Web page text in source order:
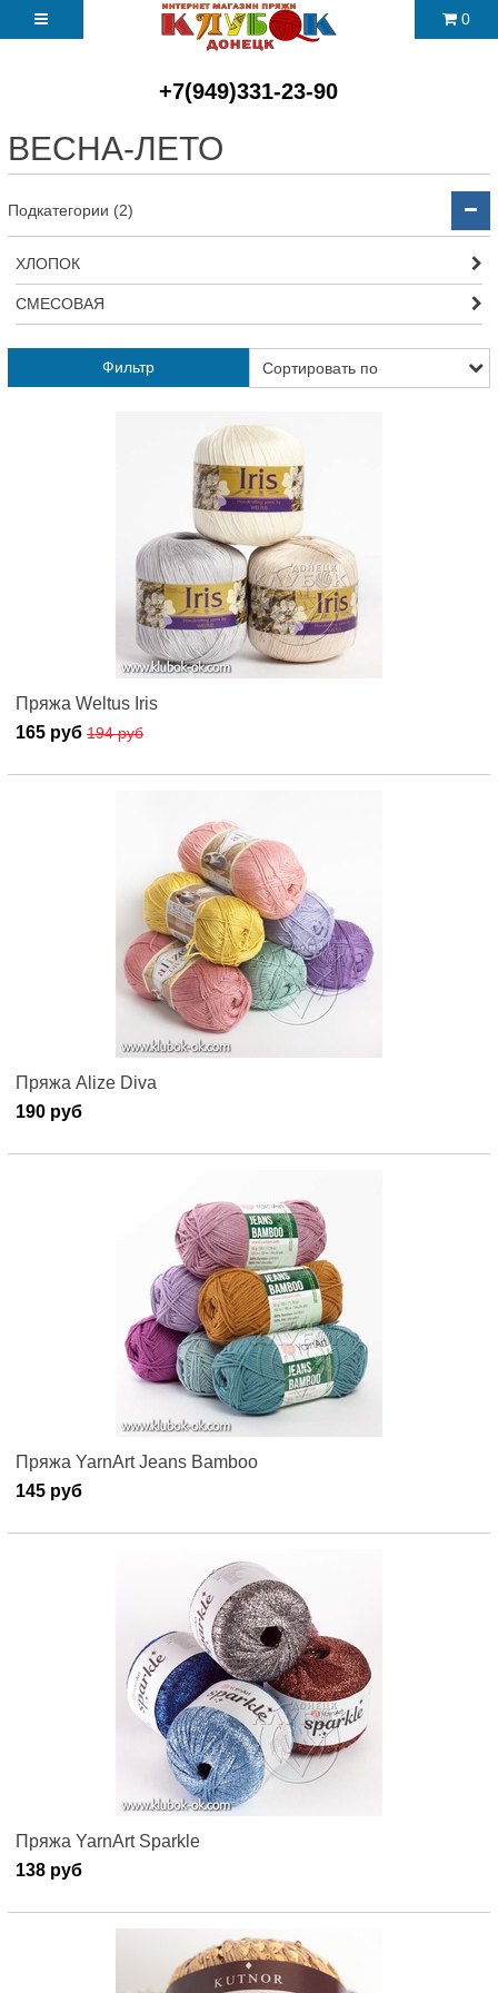
+7(949)331-23-90
0
ВЕСНА-ЛЕТО
Подкатегории (2)
ХЛОПОК
СМЕСОВАЯ
Фильтр
Пряжа Weltus Iris
165 руб 194 руб
Пряжа Alize Diva
190 руб
Пряжа YarnArt Jeans Bamboo
145 руб
Пряжа YarnArt Sparkle
138 руб